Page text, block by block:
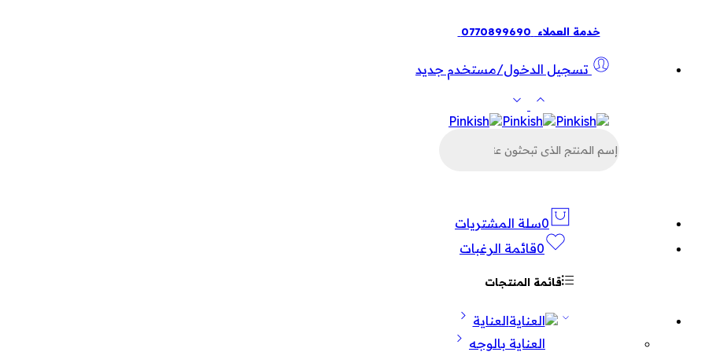
خدمة العملاء 0770899690
تسجيل الدخول/مستخدم جديد
عن
0سلة المشتريات
0قائمة الرغبات
قائمة المنتجات
العناية
العناية بالوجه